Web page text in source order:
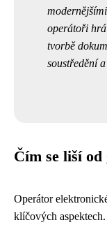
operátoři
tvorbě
soustředění
Čím se liší
Operátor
klíčových